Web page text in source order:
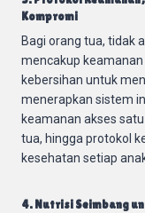
Kompromi
Bagi orang tua, tidak
mencakup
kebersihan untuk
menerapkan sistem
keamanan akses
tua, hingga protokol
kesehatan setiap
4. Nutrisi Seimbang